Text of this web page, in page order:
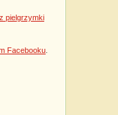
pielgrzymki
Facebooku